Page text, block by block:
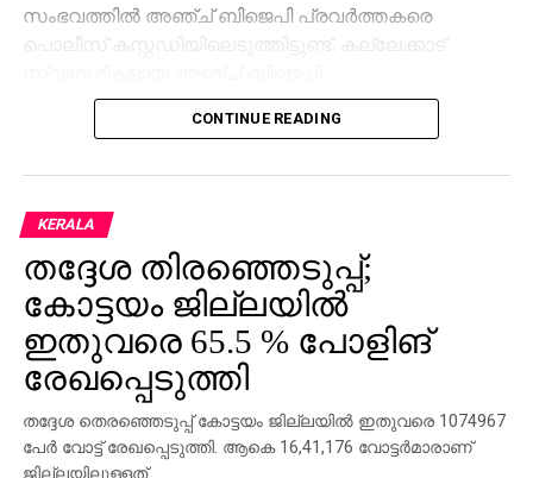
സംഭവത്തില്‍ അഞ്ച് ബിജെപി പ്രവര്‍ത്തകരെ
പൊലീസ് കസ്റ്റഡിയിലെടുത്തിട്ടുണ്ട്. കല്ലേക്കാട്
പ്രവര്‍ത്തകരെയാണ് പാലക്കാട് ടൗണ്‍ നോര്‍ത്ത്
പൊലീസ് കസ്റ്റഡിയിലെടുത്തത്. ഇന്ന് പുലര്‍ച്ചെ 12
സെക്രട്ടറി, കെഎസ്യു പ്രവര്‍ത്തകര്‍ എന്നിവരെ
ആക്രമിച്ചത്.
തദ്ദേശ തെരഞ്ഞെടുപ്പില്‍ രണ്ടാംഘട്ട വോട്ടെടുപ്പ്
നടക്കുന്നതിനിടെയാണ് ആക്രമണം. ഇന്ന് തൃശൂര്‍,
പാലക്കാട്, മലപ്പുറം, കോഴിക്കോട്, വയനാട്, കണ്ണൂര്‍,
കാസര്‍കോട് ജില്ലകളിലാണ് വോട്ടെടുപ്പ് നടക്കുന്നത്.
CONTINUE READING
KERALA
തദ്ദേശ തിരഞ്ഞെടുപ്പ്;
കോട്ടയം ജില്ലയില്‍
ഇതുവരെ 65.5 % പോളിങ്
രേഖപ്പെടുത്തി
തദ്ദേശ തെരഞ്ഞെടുപ്പ് കോട്ടയം ജില്ലയില്‍ ഇതുവരെ 1074967
പേര്‍ വോട്ട് രേഖപ്പെടുത്തി. ആകെ 16,41,176 വോട്ടര്‍മാരാണ്
ജില്ലയിലുള്ളത്.